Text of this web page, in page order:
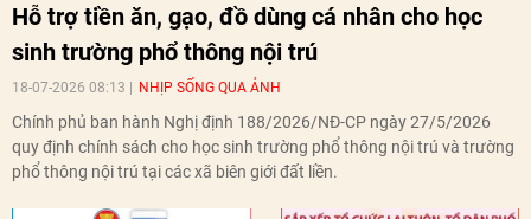
Hỗ trợ tiền ăn, gạo, đồ dùng cá nhân cho học
sinh trường phổ thông nội trú
18-07-2026 08:13 NHỊP SỐNG QUA ẢNH
Chính phủ ban hành Nghị định 188/2026/NĐ-CP ngày 27/5/2026
quy định chính sách cho học sinh trường phổ thông nội trú và trường
phổ thông nội trú tại các xã biên giới đất liền.